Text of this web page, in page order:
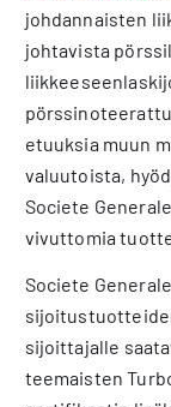
johdannaisten
johtavista
etuuksia muun
valuutoista,
Societe
vivuttomia
Societe
sijoittajalle
teemaisten